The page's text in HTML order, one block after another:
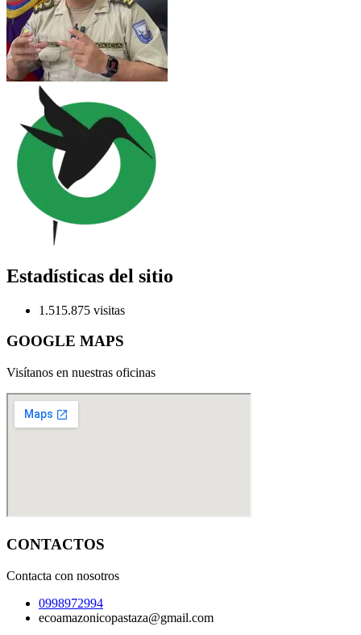
Estadísticas del sitio
1.515.875 visitas
GOOGLE MAPS
Visítanos en nuestras oficinas
CONTACTOS
Contacta con nosotros
0998972994
ecoamazonicopastaza@gmail.com